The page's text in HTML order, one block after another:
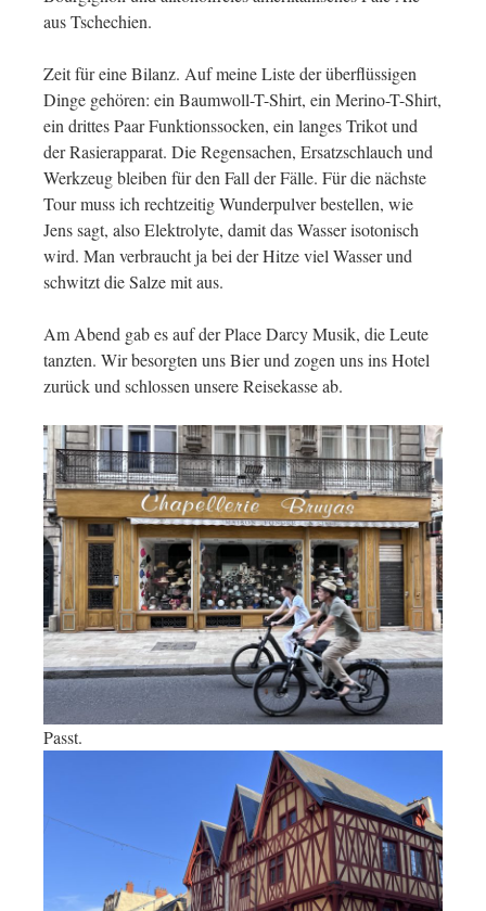
aus Tschechien.
Zeit für eine Bilanz. Auf meine Liste der überflüssigen
Dinge gehören: ein Baumwoll-T-Shirt, ein Merino-T-Shirt,
ein drittes Paar Funktionssocken, ein langes Trikot und
der Rasierapparat. Die Regensachen, Ersatzschlauch und
Werkzeug bleiben für den Fall der Fälle. Für die nächste
Tour muss ich rechtzeitig Wunderpulver bestellen, wie
Jens sagt, also Elektrolyte, damit das Wasser isotonisch
wird. Man verbraucht ja bei der Hitze viel Wasser und
schwitzt die Salze mit aus.
Am Abend gab es auf der Place Darcy Musik, die Leute
tanzten. Wir besorgten uns Bier und zogen uns ins Hotel
zurück und schlossen unsere Reisekasse ab.
Passt.